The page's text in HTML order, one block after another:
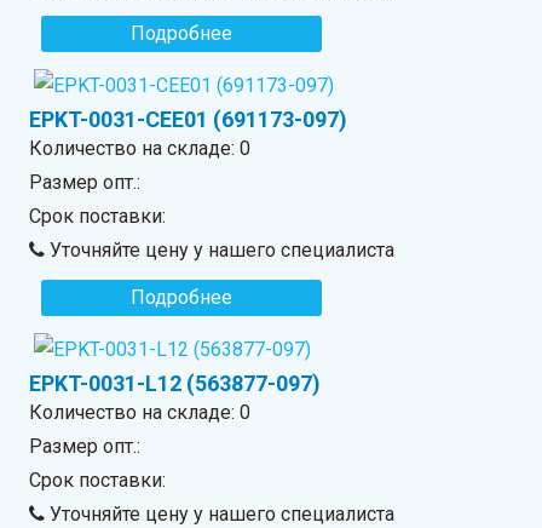
Подробнее
EPKT-0031-CEE01 (691173-097)
Количество на складе:0
Размер опт.:
Срок поставки:
Уточняйте цену у нашего специалиста
Подробнее
EPKT-0031-L12 (563877-097)
Количество на складе:0
Размер опт.:
Срок поставки:
Уточняйте цену у нашего специалиста